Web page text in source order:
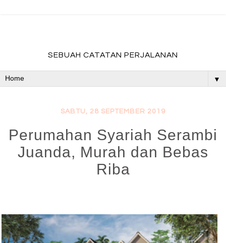
SEBUAH CATATAN PERJALANAN
▼
SABTU, 28 SEPTEMBER 2019
Perumahan Syariah Serambi
Juanda, Murah dan Bebas
Riba